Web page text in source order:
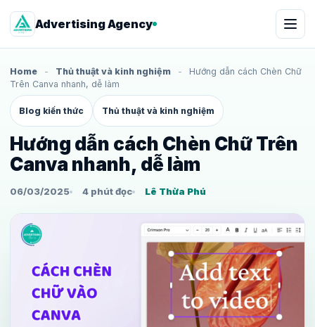
Advertising Agency
Home - Thủ thuật và kinh nghiệm -
Hướng dẫn cách Chèn Chữ
Trên Canva nhanh, dễ làm
Blog kiến thức Thủ thuật và kinh nghiệm
Hướng dẫn cách Chèn Chữ Trên
Canva nhanh, dễ làm
06/03/2025 4 phút đọc Lê Thừa Phú